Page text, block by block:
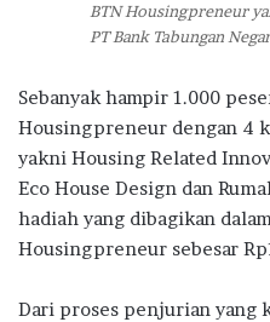
BTN Housingpreneur
PT Bank Tabungan
Sebanyak hampir 1.000
Housingpreneur dengan 4
yakni Housing Related
Eco House Design dan
hadiah yang dibagikan
Housingpreneur sebesar
Dari proses penjurian yang